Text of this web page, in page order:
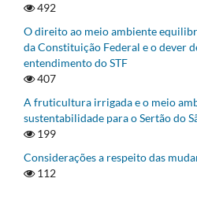
492
O direito ao meio ambiente
da Constituição Federal e o dever
entendimento do STF
407
A fruticultura irrigada e o meio
sustentabilidade para o Sertão do
199
Considerações a respeito das
112